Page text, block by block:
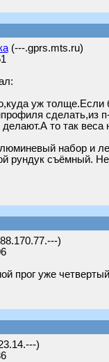
(---.gprs.mts.ru)
уж толще.Если
сделать,из
то так
набор и
рундук съёмный.
)
прог уже
)